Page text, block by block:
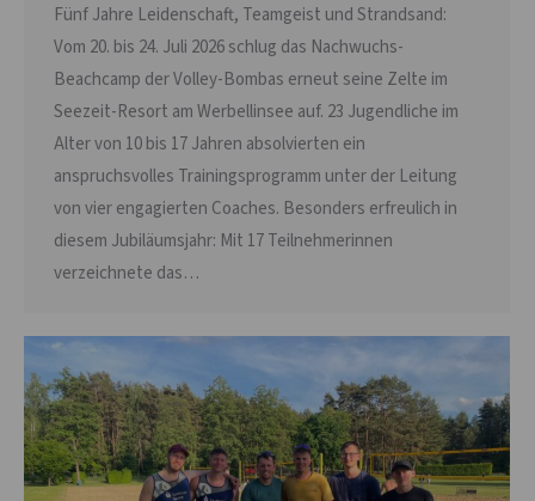
Fünf Jahre Leidenschaft, Teamgeist und Strandsand:
Vom 20. bis 24. Juli 2026 schlug das Nachwuchs-
Beachcamp der Volley-Bombas erneut seine Zelte im
Seezeit-Resort am Werbellinsee auf. 23 Jugendliche im
Alter von 10 bis 17 Jahren absolvierten ein
anspruchsvolles Trainingsprogramm unter der Leitung
von vier engagierten Coaches. Besonders erfreulich in
diesem Jubiläumsjahr: Mit 17 Teilnehmerinnen
verzeichnete das…